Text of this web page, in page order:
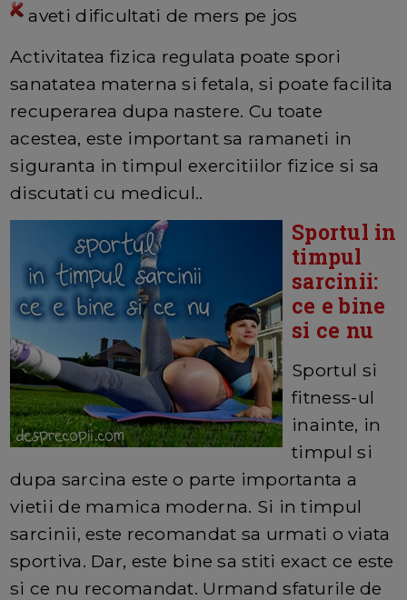
aveti dificultati de mers pe jos
Activitatea fizica regulata poate spori
sanatatea materna si fetala, si poate facilita
recuperarea dupa nastere. Cu toate
acestea, este important sa ramaneti in
siguranta in timpul exercitiilor fizice si sa
discutati cu medicul..
Sportul in
timpul
sarcinii:
ce e bine
si ce nu
Sportul si
fitness-ul
inainte, in
timpul si
dupa sarcina este o parte importanta a
vietii de mamica moderna. Si in timpul
sarcinii, este recomandat sa urmati o viata
sportiva. Dar, este bine sa stiti exact ce este
si ce nu recomandat. Urmand sfaturile de